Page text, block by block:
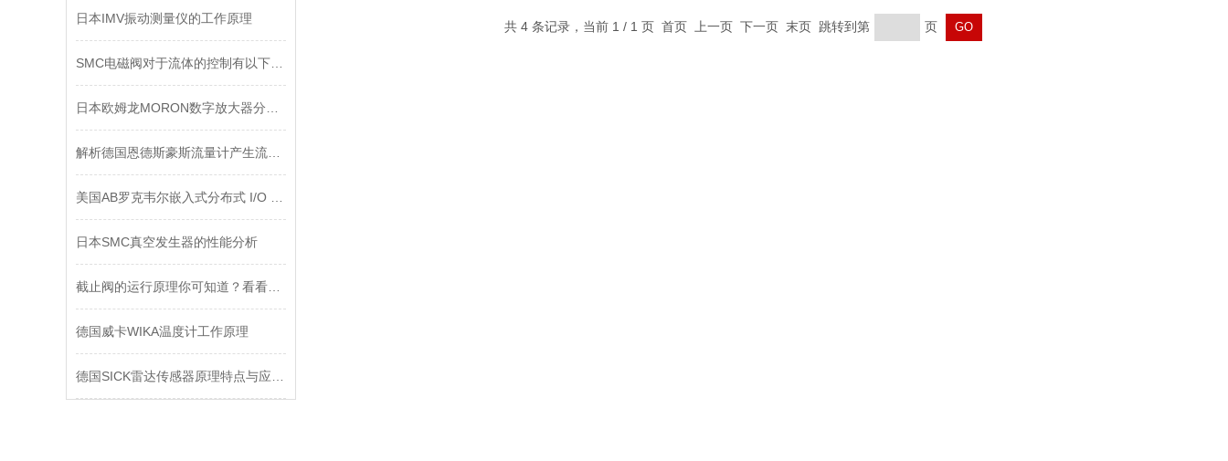
日本IMV振动测量仪的工作原理
日本SMC真空发生器的性能分析
德国威卡WIKA温度计工作原理
共 4 条记录，当前 1 / 1 页 首页 上一页 下一页 末页 跳转到第 页